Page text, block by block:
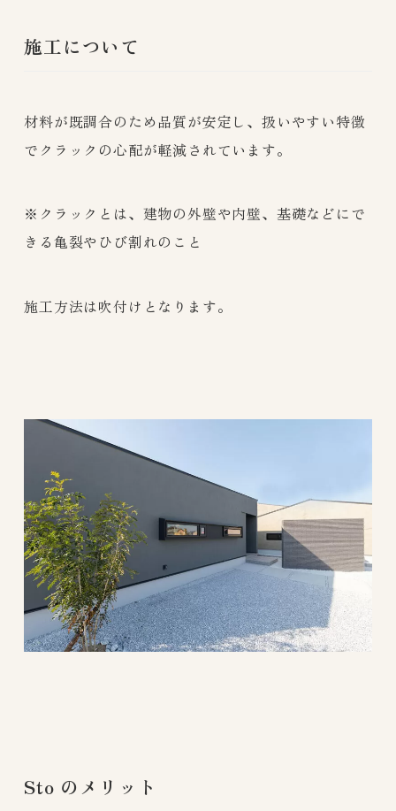
施工について
材料が既調合のため品質が安定し、扱いやすい特徴
でクラックの心配が軽減されています。
※クラックとは、建物の外壁や内壁、基礎などにで
きる亀裂やひび割れのこと
施工方法は吹付けとなります。
Sto のメリット